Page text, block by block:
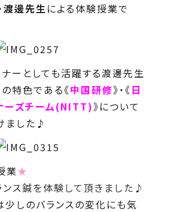
渡邊先生による体験授業で
ーとしても活躍する渡邊先生
特色である《中国研修》・《日
ーズチーム(NITT)》について
ました♪
業★
ンス鍼を体験して頂きました♪
少しのバランスの変化にも気